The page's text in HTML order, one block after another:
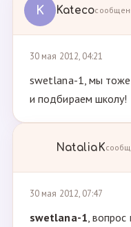
K Kateco
30 мая 2012, 04:21
swetlana-1, мы тоже
и подбираем школу!
NataliaK
30 мая 2012, 07:47
swetlana-1, вопрос